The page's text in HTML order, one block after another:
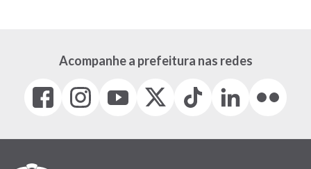
Acompanhe a prefeitura nas redes
Facebook
(link
em
Instagram
(link
em
(link
em
(Antigo
(link
Tiktok
(link
em
LinkedIn
(link
em
(link
em